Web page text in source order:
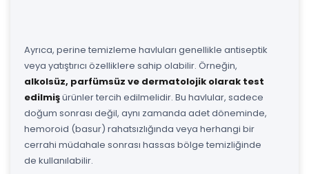
Ayrıca, perine temizleme havluları genellikle antiseptik
veya yatıştırıcı özelliklere sahip olabilir. Örneğin,
alkolsüz, parfümsüz ve dermatolojik olarak test
edilmişürünler tercih edilmelidir. Bu havlular, sadece
doğum sonrası değil, aynı zamanda adet döneminde,
hemoroid (basur) rahatsızlığında veya herhangi bir
cerrahi müdahale sonrası hassas bölge temizliğinde
de kullanılabilir.